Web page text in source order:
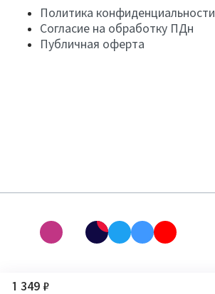
1 349 ₽
Политика конфиденциальности
Согласие на обработку ПДн
Публичная оферта